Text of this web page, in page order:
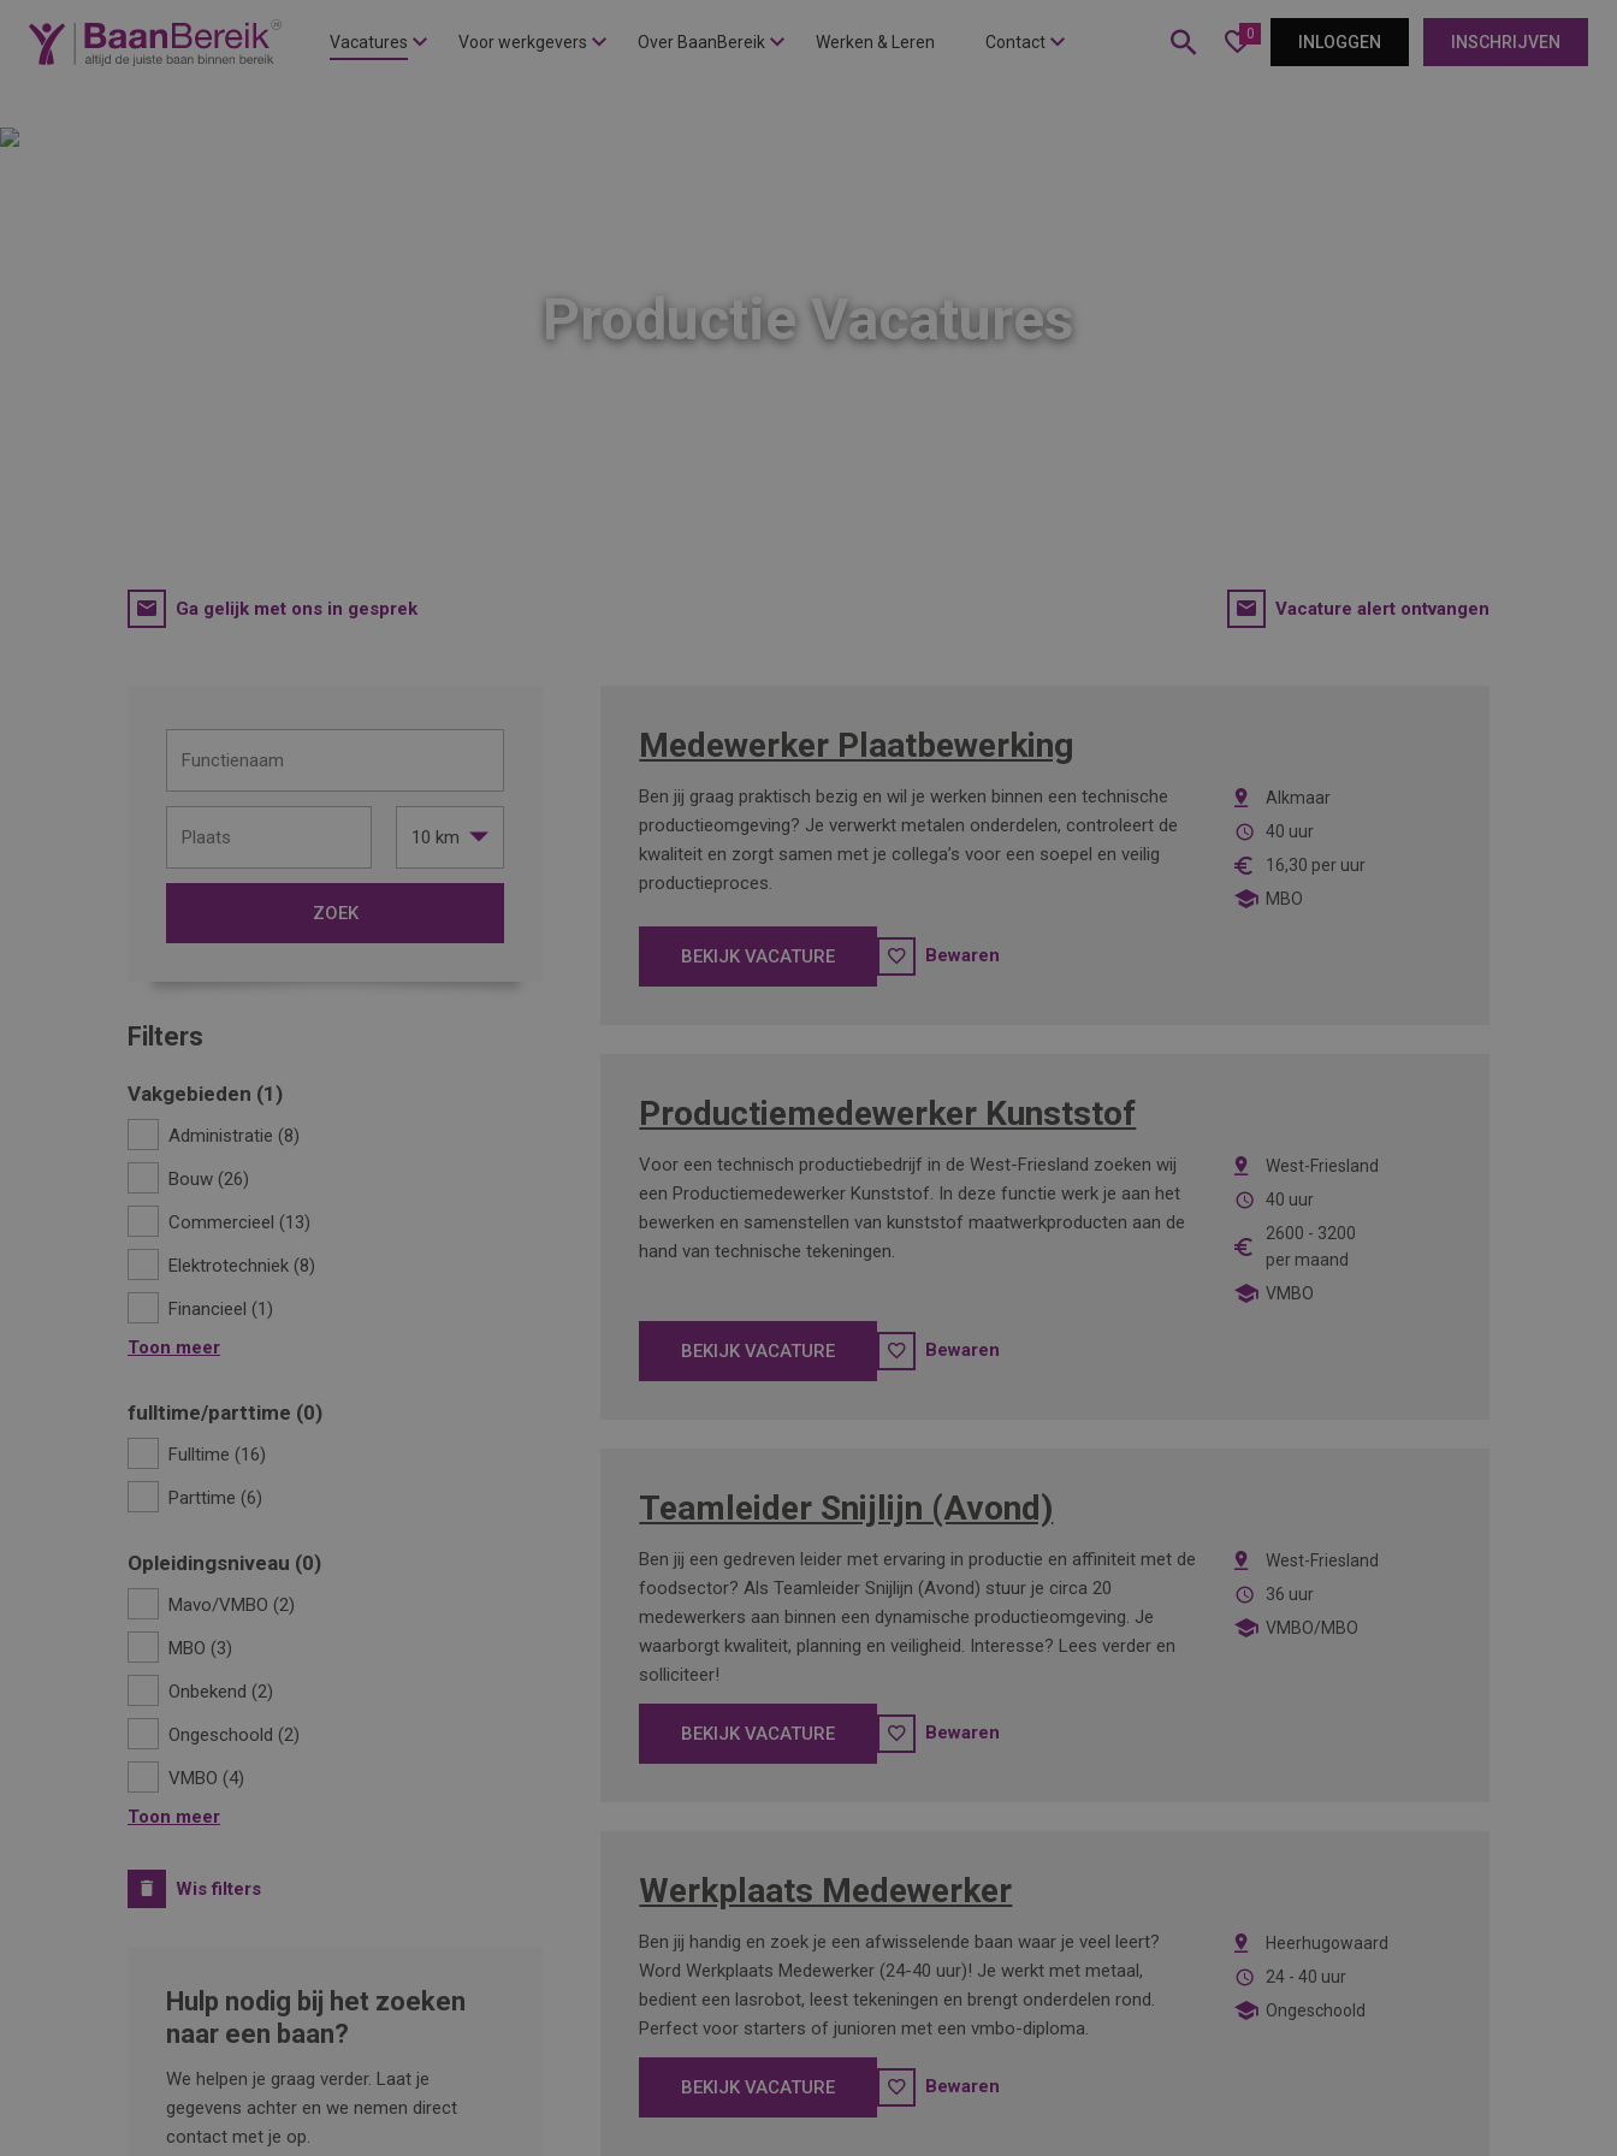
Vacatures Voor werkgevers Over BaanBereik Werken & Leren Contact 0 INLOGGEN INSCHRIJVEN
Productie Vacatures
Ga gelijk met ons in gesprek Vacature alert ontvangen
10 km
Filters
Vakgebieden 1
Administratie
8
Bouw 26
Commercieel
13
Elektrotechniek 8
Financieel
1
Toon meer
fulltime/parttime 0
Fulltime
16
Parttime 6
Opleidingsniveau 0
Mavo/VMBO 2
MBO
3
Onbekend 2
Ongeschoold 2
VMBO
4
Toon meer
Wis filters
Hulp nodig bij het zoeken
naar een baan?
We helpen je graag verder. Laat je
gegevens achter en we nemen direct
contact met je op.
Medewerker Plaatbewerking
Alkmaar
40 uur
16,30 per uur
MBO
Ben jij graag praktisch bezig en wil je werken binnen een technische
productieomgeving? Je verwerkt metalen onderdelen, controleert de
kwaliteit en zorgt samen met je collega’s voor een soepel en veilig
productieproces.
BEKIJK VACATURE Bewaren
Productiemedewerker Kunststof
West-Friesland
40 uur
2600 - 3200
per maand
VMBO
Voor een technisch productiebedrijf in de West-Friesland zoeken wij
een Productiemedewerker Kunststof. In deze functie werk je aan het
bewerken en samenstellen van kunststof maatwerkproducten aan de
hand van technische tekeningen.
BEKIJK VACATURE Bewaren
Teamleider Snijlijn (Avond)
West-Friesland
36 uur
VMBO/MBO
Ben jij een gedreven leider met ervaring in productie en affiniteit met de
foodsector? Als Teamleider Snijlijn (Avond) stuur je circa 20
medewerkers aan binnen een dynamische productieomgeving. Je
waarborgt kwaliteit, planning en veiligheid. Interesse? Lees verder en
solliciteer!
BEKIJK VACATURE Bewaren
Werkplaats Medewerker
Heerhugowaard
24 - 40 uur
Ongeschoold
Ben jij handig en zoek je een afwisselende baan waar je veel leert?
Word Werkplaats Medewerker (24-40 uur)! Je werkt met metaal,
bedient een lasrobot, leest tekeningen en brengt onderdelen rond.
Perfect voor starters of junioren met een vmbo-diploma.
BEKIJK VACATURE Bewaren